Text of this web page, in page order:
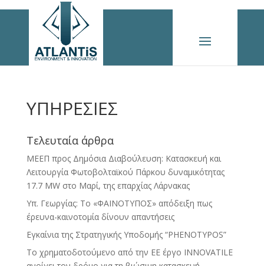
ΥΠΗΡΕΣΙΕΣ
Τελευταία άρθρα
ΜΕΕΠ προς Δημόσια Διαβούλευση: Κατασκευή και
Λειτουργία Φωτοβολταϊκού Πάρκου δυναμικότητας
17.7 MW στο Μαρί, της επαρχίας Λάρνακας
Yπ. Γεωργίας: To «ΦΑΙΝΟΤΥΠΟΣ» απόδειξη πως
έρευνα-καινοτομία δίνουν απαντήσεις
Εγκαίνια της Στρατηγικής Υποδομής “PHENOTYPOS”
Το χρηματοδοτούμενο από την ΕΕ έργο INNOVATILE